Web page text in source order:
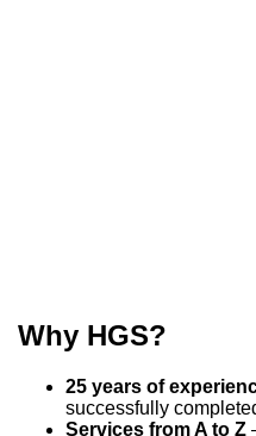
Why HGS?
25 years of
successfully
Services from A to Z